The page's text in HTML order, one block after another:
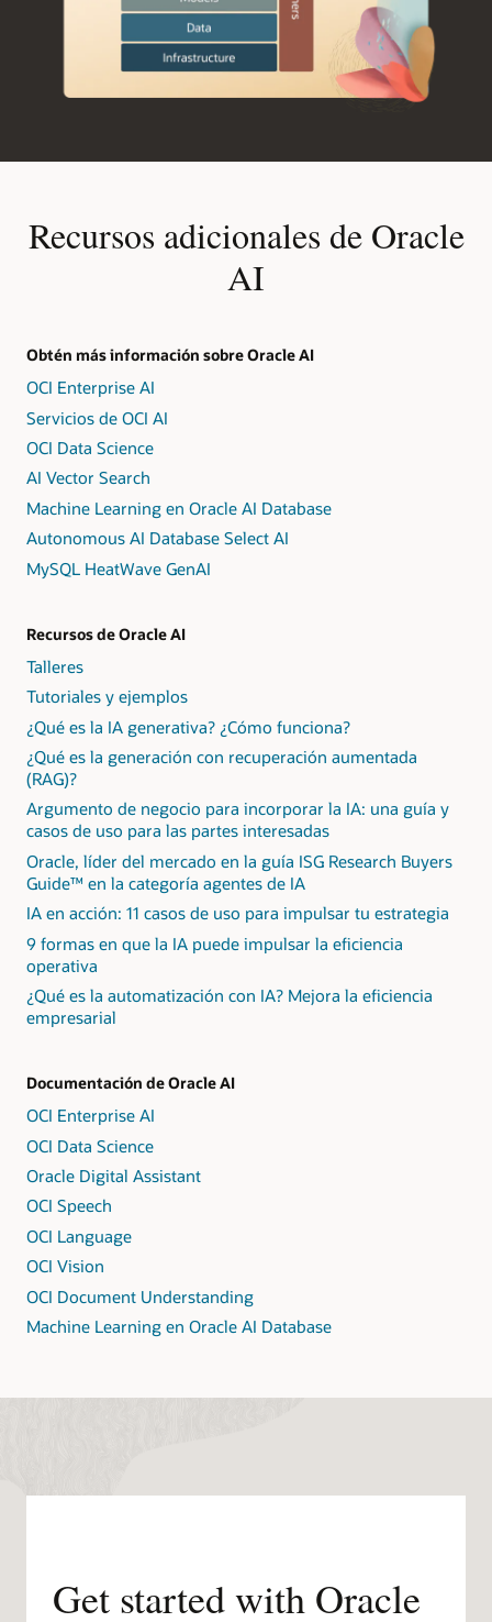
Recursos adicionales de Oracle
AI
Obtén más información sobre Oracle AI
OCI Enterprise AI
Servicios de OCI AI
OCI Data Science
AI Vector Search
Machine Learning en Oracle AI Database
Autonomous AI Database Select AI
MySQL HeatWave GenAI
Recursos de Oracle AI
Talleres
Tutoriales y ejemplos
¿Qué es la IA generativa? ¿Cómo funciona?
¿Qué es la generación con recuperación aumentada
(RAG)?
Argumento de negocio para incorporar la IA: una guía y
casos de uso para las partes interesadas
Oracle, líder del mercado en la guía ISG Research Buyers
Guide™ en la categoría agentes de IA
IA en acción: 11 casos de uso para impulsar tu estrategia
9 formas en que la IA puede impulsar la eficiencia
operativa
¿Qué es la automatización con IA? Mejora la eficiencia
empresarial
Documentación de Oracle AI
OCI Enterprise AI
OCI Data Science
Oracle Digital Assistant
OCI Speech
OCI Language
OCI Vision
OCI Document Understanding
Machine Learning en Oracle AI Database
Get started with Oracle